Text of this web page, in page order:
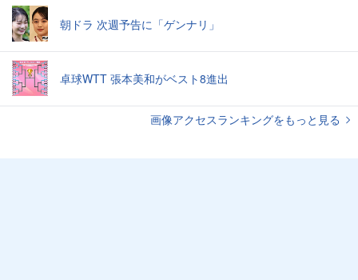
朝ドラ 次週予告に「ゲンナリ」
卓球WTT 張本美和がベスト8進出
画像アクセスランキングをもっと見る